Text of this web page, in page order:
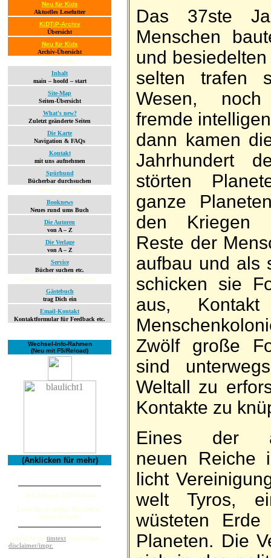
Neu für Kids
Aktuelles Lesefutter
KiDTiP-Archiv
Übersicht
Neu für Kids
Archiv-Übersicht
Seiteninfos
Inhalt
main – hoofd – start
Site-Map
Seiten-Übersicht
What's new?
Zuletzt geänderte Seiten
Die Karte
Navigation & FAQs
Kontakt
mit uns aufnehmen
Spürhund
Bücherbar durchsuchen
Termine & Infos
Booknews
Neues rund ums Buch
Die Autoren
von A – Z
Die Verlage
von A – Z
Service
Bücher suchen etc.
Aktiv werden & Mitmachen
Gästebuch
trag Dich ein
Email-Kontakt
Kontaktformular für Feedback etc.
Wechsel-Info-Rahmen
(Neu mit F5/Reload)
(Anklicken für mehr)
Seit Februar 2004 haben
Leser die aktuellen Bücherbar-
Seiten besucht.
copyright by timtext/buecherbar
disclaimer/impr.
Das 37ste
Menschen
und
selten trafen
Wesen,
fremde
dann kamen
Jahr­hundert
störten
ganze
den Kriegen
Reste der
auf­bau und als
schicken sie
aus,
Zwölf große
sind
Welt­all zu
Kon­takte zu
Eines der
neuen Reiche
licht
welt Ty­ros,
wüsteten Erde
Pla­neten. Die